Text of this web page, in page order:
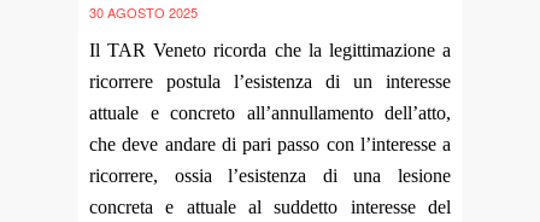
30 AGOSTO 2025
Il TAR Veneto ricorda che la legittimazione a
ricorrere postula l’esistenza di un interesse
attuale e concreto all’annullamento dell’atto,
che deve andare di pari passo con l’interesse a
ricorrere, ossia l’esistenza di una lesione
concreta e attuale al suddetto interesse del